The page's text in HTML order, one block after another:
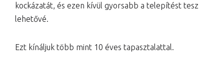
kockázatát, és ezen kívül gyorsabb a telepítést tesz
lehetővé.
Ezt kínáljuk több mint 10 éves tapasztalattal.